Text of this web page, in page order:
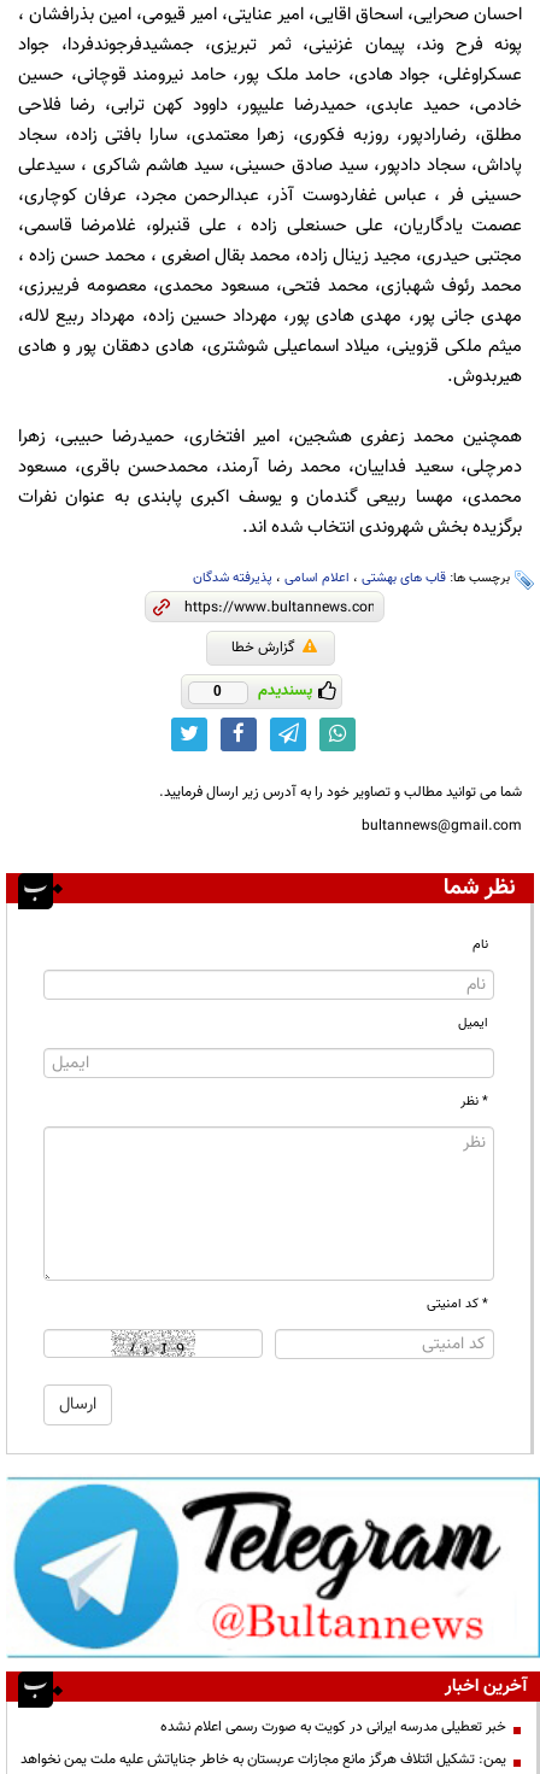
احسان صحرایی، اسحاق اقایی، امیر عنایتی، امیر قیومی، امین بذرافشان ،
پونه فرح وند، پیمان غزنینی، ثمر تبریزی، جمشیدفرجوندفردا، جواد
عسکراوغلی، جواد هادی، حامد ملک پور، حامد نیرومند قوچانی، حسین
خادمی، حمید عابدی، حمیدرضا علیپور، داوود کهن ترابی، رضا فلاحی
مطلق، رضارادپور، روزبه فکوری، زهرا معتمدی، سارا بافتی زاده، سجاد
پاداش، سجاد دادپور، سید صادق حسینی، سید هاشم شاکری ، سیدعلی
حسینی فر ، عباس غفاردوست آذر، عبدالرحمن مجرد، عرفان کوچاری،
عصمت یادگاریان، علی حسنعلی زاده ، علی قنبرلو، غلامرضا قاسمی،
مجتبی حیدری، مجید زینال زاده، محمد بقال اصغری ، محمد حسن زاده ،
محمد رئوف شهبازی، محمد فتحی، مسعود محمدی، معصومه فریبرزی،
مهدی جانی پور، مهدی هادی پور، مهرداد حسین زاده، مهرداد ربیع لاله،
میثم ملکی قزوینی، میلاد اسماعیلی شوشتری، هادی دهقان پور و هادی
هیربدوش.
همچنین محمد زعفری هشجین، امیر افتخاری، حمیدرضا حبیبی، زهرا
دمرچلی، سعید فداییان، محمد رضا آرمند، محمدحسن باقری، مسعود
محمدی، مهسا ربیعی گندمان و یوسف اکبری پابندی به عنوان نفرات
برگزیده بخش شهروندی انتخاب شده اند.
برچسب ها: قاب های بهشتی ، اعلام اسامی ، پذیرفته شدگان
گزارش خطا
پسندیدم 0
شما می توانید مطالب و تصاویر خود را به آدرس زیر ارسال فرمایید.
bultannews@gmail.com
نظر شما
نام
ایمیل
* نظر
* کد امنیتی
آخرین اخبار
خبر تعطیلی مدرسه ایرانی در کویت به صورت رسمی اعلام نشده
یمن: تشکیل ائتلاف هرگز مانع مجازات عربستان به خاطر جنایاتش علیه ملت یمن نخواهد